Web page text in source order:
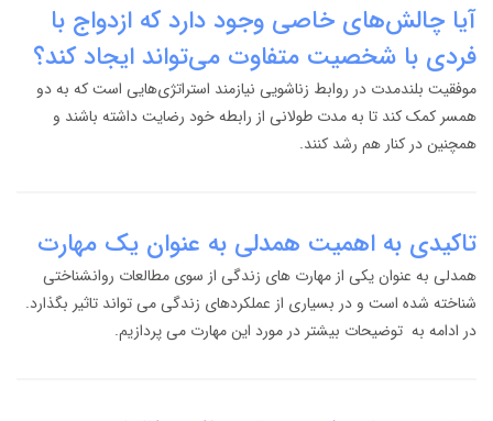
آیا چالش‌های خاصی وجود دارد که ازدواج با
فردی با شخصیت متفاوت می‌تواند ایجاد کند؟
موفقیت بلندمدت در روابط زناشویی نیازمند استراتژی‌هایی است که به دو
همسر کمک کند تا به مدت طولانی از رابطه خود رضایت داشته باشند و
همچنین در کنار هم رشد کنند.
تاکیدی به اهمیت همدلی به عنوان یک مهارت
همدلی به عنوان یکی از مهارت های زندگی از سوی مطالعات روانشناختی
شناخته شده است و در بسیاری از عملکردهای زندگی می تواند تاثیر بگذارد.
در ادامه به توضیحات بیشتر در مورد این مهارت می پردازیم.